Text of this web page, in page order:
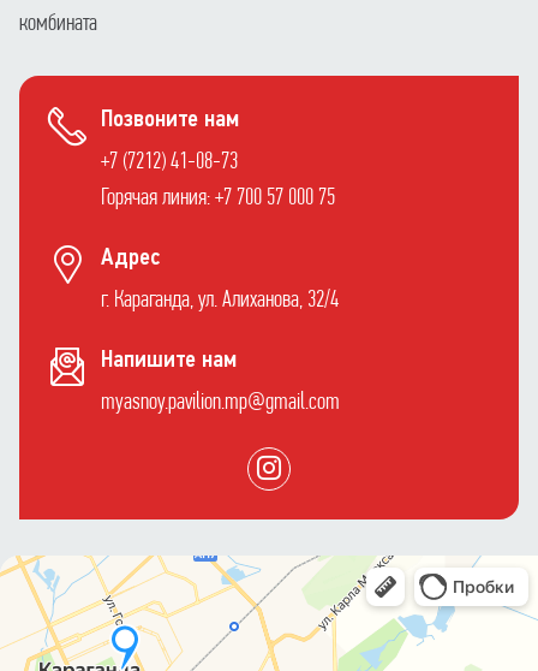
комбината
Позвоните нам
+7 (7212) 41-08-73
Горячая линия: +7 700 57 000 75
Адрес
г. Караганда, ул. Алиханова, 32/4
Напишите нам
myasnoy.pavilion.mp@gmail.com